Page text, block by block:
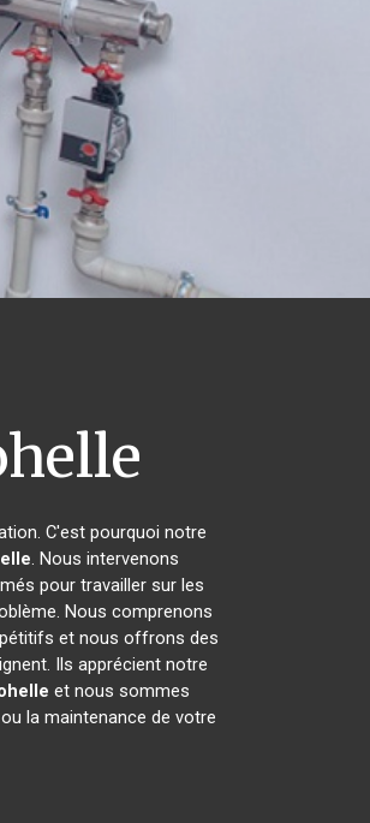
C'est pourquoi notre
. Nous intervenons
pour travailler sur les
Nous comprenons
et nous offrons des
Ils apprécient notre
et nous sommes
la maintenance de votre